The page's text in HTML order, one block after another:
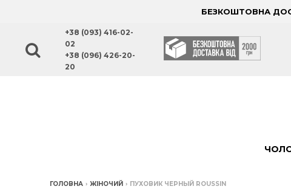
БЕЗКОШТОВНА
+38 (093) 416-02-
02
+38 (096) 426-20-
20
ГОЛОВНА › ЖІНОЧИЙ › ПУХОВИК ЧЕРНЫЙ ROUSSIN